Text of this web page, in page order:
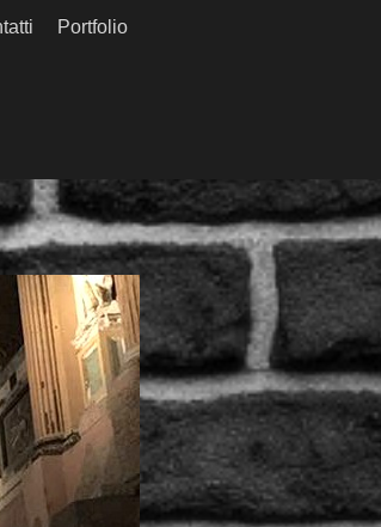
Portfolio